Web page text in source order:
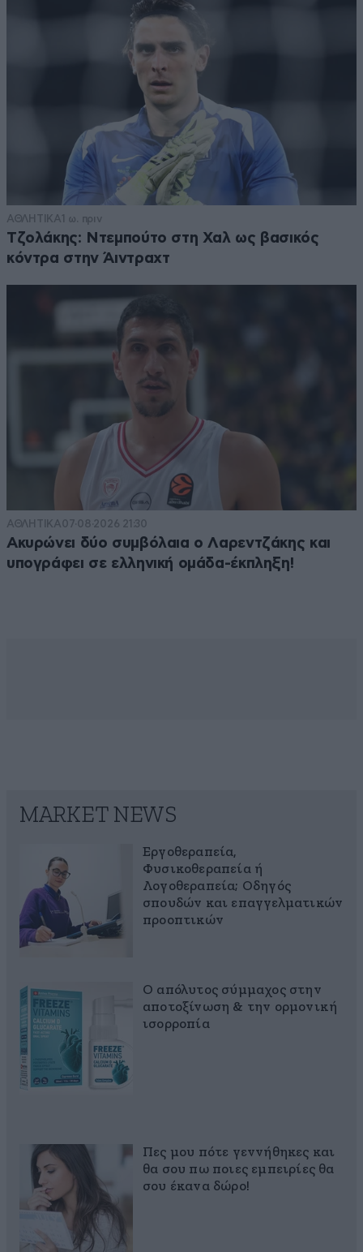
ΑΘΛΗΤΙΚΑ1 ω. πριν
Τζολάκης: Ντεμπούτο στη Χαλ ως βασικός
κόντρα στην Άιντραχτ
ΑΘΛΗΤΙΚΑ07·08·2026 21:30
Ακυρώνει δύο συμβόλαια ο Λαρεντζάκης και
υπογράφει σε ελληνική ομάδα-έκπληξη!
MARKET NEWS
Εργοθεραπεία,
Φυσικοθεραπεία ή
Λογοθεραπεία; Οδηγός
σπουδών και επαγγελματικών
προοπτικών
Ο απόλυτος σύμμαχος στην
αποτοξίνωση & την ορμονική
ισορροπία
Πες μου πότε γεννήθηκες και
θα σου πω ποιες εμπειρίες θα
σου έκανα δώρο!